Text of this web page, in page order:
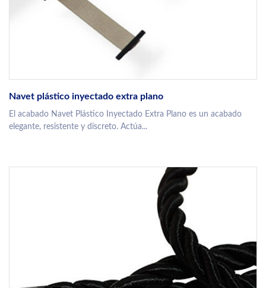
Navet plástico inyectado extra plano
El acabado Navet Plástico Inyectado Extra Plano es un acabado
elegante, resistente y discreto. Actúa...